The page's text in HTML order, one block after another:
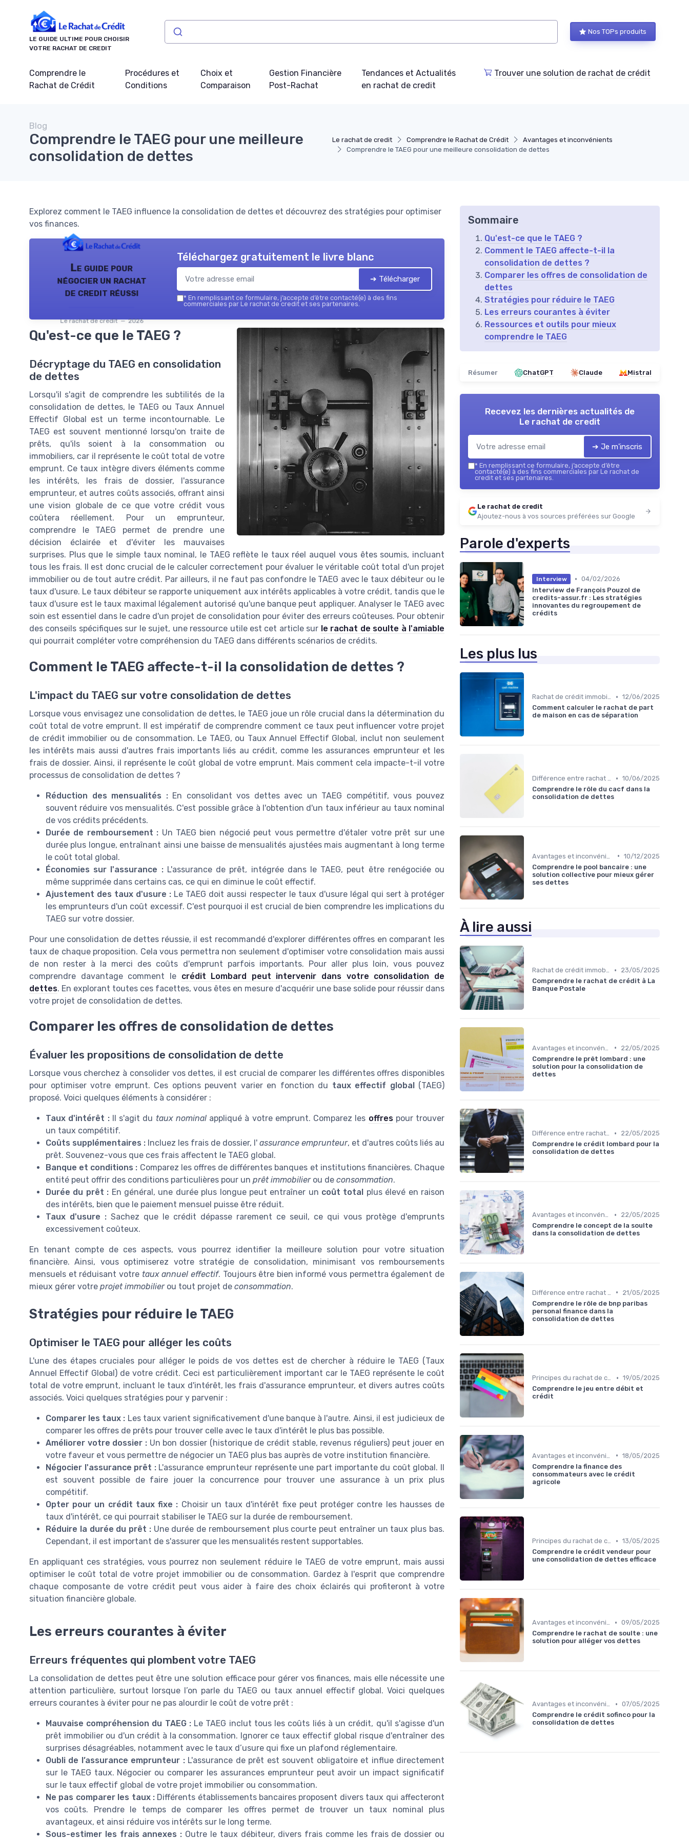
LE GUIDE ULTIME POUR CHOISIR
VOTRE RACHAT DE CREDIT
Nos TOPs produits
Comprendre le
Rachat de Crédit
Procédures et
Conditions
Choix et
Comparaison
Gestion Financière
Post-Rachat
Tendances et Actualités
en rachat de credit
Trouver une solution de rachat de crédit
Le rachat de credit Comprendre le Rachat de Crédit
Avantages et inconvénients
Comprendre le TAEG pour une meilleure consolidation de dettes
Blog
Comprendre le TAEG pour une meilleure
consolidation de dettes
Explorez comment le TAEG influence la consolidation de dettes et découvrez des stratégies pour optimiser
vos finances.
Le guide pour
négocier un rachat
de credit réussi
Le rachat de credit — 2026
Téléchargez gratuitement le livre blanc
➔ Télécharger
* En remplissant ce formulaire, j’accepte d’être contacté(e) à des fins
commerciales par Le rachat de credit et ses partenaires.
Qu'est-ce que le TAEG ?
Décryptage du TAEG en consolidation
de dettes
Lorsqu'il s'agit de comprendre les subtilités de la
consolidation de dettes, le TAEG ou Taux Annuel
Effectif Global est un terme incontournable. Le
TAEG est souvent mentionné lorsqu'on traite de
prêts, qu'ils soient à la consommation ou
immobiliers, car il représente le coût total de votre
emprunt. Ce taux intègre divers éléments comme
les intérêts, les frais de dossier, l'assurance
emprunteur, et autres coûts associés, offrant ainsi
une vision globale de ce que votre crédit vous
coûtera réellement. Pour un emprunteur,
comprendre le TAEG permet de prendre une
décision éclairée et d'éviter les mauvaises
surprises. Plus que le simple taux nominal, le TAEG reflète le taux réel auquel vous êtes soumis, incluant
tous les frais. Il est donc crucial de le calculer correctement pour évaluer le véritable coût total d'un projet
immobilier ou de tout autre crédit. Par ailleurs, il ne faut pas confondre le TAEG avec le taux débiteur ou le
taux d'usure. Le taux débiteur se rapporte uniquement aux intérêts applicables à votre crédit, tandis que le
taux d'usure est le taux maximal légalement autorisé qu'une banque peut appliquer. Analyser le TAEG avec
soin est essentiel dans le cadre d'un projet de consolidation pour éviter des erreurs coûteuses. Pour obtenir
des conseils spécifiques sur le sujet, une ressource utile est cet article sur le rachat de soulte à l'amiable
qui pourrait compléter votre compréhension du TAEG dans différents scénarios de crédits.
Comment le TAEG affecte-t-il la consolidation de dettes ?
L'impact du TAEG sur votre consolidation de dettes
Lorsque vous envisagez une consolidation de dettes, le TAEG joue un rôle crucial dans la détermination du
coût total de votre emprunt. Il est impératif de comprendre comment ce taux peut influencer votre projet
de crédit immobilier ou de consommation. Le TAEG, ou Taux Annuel Effectif Global, inclut non seulement
les intérêts mais aussi d'autres frais importants liés au crédit, comme les assurances emprunteur et les
frais de dossier. Ainsi, il représente le coût global de votre emprunt. Mais comment cela impacte-t-il votre
processus de consolidation de dettes ?
Réduction des mensualités :En consolidant vos dettes avec un TAEG compétitif, vous pouvez
souvent réduire vos mensualités. C'est possible grâce à l'obtention d'un taux inférieur au taux nominal
de vos crédits précédents.
Durée de remboursement : Un TAEG bien négocié peut vous permettre d'étaler votre prêt sur une
durée plus longue, entraînant ainsi une baisse de mensualités ajustées mais augmentant à long terme
le coût total global.
Économies sur l'assurance :L'assurance de prêt, intégrée dans le TAEG, peut être renégociée ou
même supprimée dans certains cas, ce qui en diminue le coût effectif.
Ajustement des taux d'usure : Le TAEG doit aussi respecter le taux d'usure légal qui sert à protéger
les emprunteurs d'un coût excessif. C'est pourquoi il est crucial de bien comprendre les implications du
TAEG sur votre dossier.
Pour une consolidation de dettes réussie, il est recommandé d'explorer différentes offres en comparant les
taux de chaque proposition. Cela vous permettra non seulement d'optimiser votre consolidation mais aussi
de non rester à la merci des coûts d'emprunt parfois importants. Pour aller plus loin, vous pouvez
comprendre davantage comment le crédit Lombard peut intervenir dans votre consolidation de
dettes. En explorant toutes ces facettes, vous êtes en mesure d'acquérir une base solide pour réussir dans
votre projet de consolidation de dettes.
Comparer les offres de consolidation de dettes
Évaluer les propositions de consolidation de dette
Lorsque vous cherchez à consolider vos dettes, il est crucial de comparer les différentes offres disponibles
pour optimiser votre emprunt. Ces options peuvent varier en fonction du taux effectif global(TAEG)
proposé. Voici quelques éléments à considérer :
Taux d'intérêt :Il s'agit du taux nominalappliqué à votre emprunt. Comparez les offrespour trouver
un taux compétitif.
Coûts supplémentaires : Incluez les frais de dossier, l' assurance emprunteur, et d'autres coûts liés au
prêt. Souvenez-vous que ces frais affectent le TAEG global.
Banque et conditions : Comparez les offres de différentes banques et institutions financières. Chaque
entité peut offrir des conditions particulières pour un prêt immobilierou de consommation.
Durée du prêt : En général, une durée plus longue peut entraîner un coût total plus élevé en raison
des intérêts, bien que le paiement mensuel puisse être réduit.
Taux d'usure : Sachez que le crédit dépasse rarement ce seuil, ce qui vous protège d'emprunts
excessivement coûteux.
En tenant compte de ces aspects, vous pourrez identifier la meilleure solution pour votre situation
financière. Ainsi, vous optimiserez votre stratégie de consolidation, minimisant vos remboursements
mensuels et réduisant votre taux annuel effectif. Toujours être bien informé vous permettra également de
mieux gérer votre projet immobilierou tout projet de consommation.
Stratégies pour réduire le TAEG
Optimiser le TAEG pour alléger les coûts
L'une des étapes cruciales pour alléger le poids de vos dettes est de chercher à réduire le TAEG (Taux
Annuel Effectif Global) de votre crédit. Ceci est particulièrement important car le TAEG représente le coût
total de votre emprunt, incluant le taux d'intérêt, les frais d'assurance emprunteur, et divers autres coûts
associés. Voici quelques stratégies pour y parvenir :
Comparer les taux : Les taux varient significativement d'une banque à l'autre. Ainsi, il est judicieux de
comparer les offres de prêts pour trouver celle avec le taux d'intérêt le plus bas possible.
Améliorer votre dossier : Un bon dossier (historique de crédit stable, revenus réguliers) peut jouer en
votre faveur et vous permettre de négocier un TAEG plus bas auprès de votre institution financière.
Négocier l'assurance prêt :L'assurance emprunteur représente une part importante du coût global. Il
est souvent possible de faire jouer la concurrence pour trouver une assurance à un prix plus
compétitif.
Opter pour un crédit taux fixe : Choisir un taux d'intérêt fixe peut protéger contre les hausses de
taux d'intérêt, ce qui pourrait stabiliser le TAEG sur la durée de remboursement.
Réduire la durée du prêt :Une durée de remboursement plus courte peut entraîner un taux plus bas.
Cependant, il est important de s'assurer que les mensualités restent supportables.
En appliquant ces stratégies, vous pourrez non seulement réduire le TAEG de votre emprunt, mais aussi
optimiser le coût total de votre projet immobilier ou de consommation. Gardez à l'esprit que comprendre
chaque composante de votre crédit peut vous aider à faire des choix éclairés qui profiteront à votre
situation financière globale.
Les erreurs courantes à éviter
Erreurs fréquentes qui plombent votre TAEG
La consolidation de dettes peut être une solution efficace pour gérer vos finances, mais elle nécessite une
attention particulière, surtout lorsque l’on parle du TAEG ou taux annuel effectif global. Voici quelques
erreurs courantes à éviter pour ne pas alourdir le coût de votre prêt :
Mauvaise compréhension du TAEG :Le TAEG inclut tous les coûts liés à un crédit, qu'il s'agisse d'un
prêt immobilier ou d'un crédit à la consommation. Ignorer ce taux effectif global risque d'entraîner des
surprises désagréables, notamment avec le taux d’usure qui fixe un plafond réglementaire.
Oubli de l’assurance emprunteur :L'assurance de prêt est souvent obligatoire et influe directement
sur le TAEG taux. Négocier ou comparer les assurances emprunteur peut avoir un impact significatif
sur le taux effectif global de votre projet immobilier ou consommation.
Ne pas comparer les taux :Différents établissements bancaires proposent divers taux qui affecteront
vos coûts. Prendre le temps de comparer les offres permet de trouver un taux nominal plus
avantageux, et ainsi réduire vos intérêts sur le long terme.
Sous-estimer les frais annexes : Outre le taux débiteur, divers frais comme les frais de dossier ou
Sommaire
Qu'est-ce que le TAEG ?
Comment le TAEG affecte-t-il la
consolidation de dettes ?
Comparer les offres de consolidation de
dettes
Stratégies pour réduire le TAEG
Les erreurs courantes à éviter
Ressources et outils pour mieux
comprendre le TAEG
Résumer ChatGPT Claude Mistral
Recevez les dernières actualités de
Le rachat de credit
➔ Je m'inscris
* En remplissant ce formulaire, j’accepte d’être
contacté(e) à des fins commerciales par Le rachat de
credit et ses partenaires.
Le rachat de credit
Ajoutez-nous à vos sources préférées sur Google
Parole d'experts
Interview • 04/02/2026
Interview de François Pouzol de
credits-assur.fr : Les stratégies
innovantes du regroupement de
crédits
Les plus lus
Rachat de crédit immobilier • 12/06/2025
Comment calculer le rachat de part
de maison en cas de séparation
Différence entre rachat et renégociation • 10/06/2025
Comprendre le rôle du cacf dans la
consolidation de dettes
• 10/12/2025
Comprendre le pool bancaire : une
solution collective pour mieux gérer
ses dettes
À lire aussi
Rachat de crédit immobilier •
23/05/2025
Comprendre le rachat de crédit à La
Banque Postale
•
22/05/2025
Comprendre le prêt lombard : une
solution pour la consolidation de
dettes
Différence entre rachat et renégociation •
22/05/2025
Comprendre le crédit lombard pour la
consolidation de dettes
Avantages et inconvénients •
22/05/2025
Comprendre le concept de la soulte
dans la consolidation de dettes
•
21/05/2025
Comprendre le rôle de bnp paribas
personal finance dans la
consolidation de dettes
Principes du rachat de crédit • 19/05/2025
Comprendre le jeu entre débit et
crédit
• 18/05/2025
Comprendre la finance des
consommateurs avec le crédit
agricole
Principes du rachat de crédit • 13/05/2025
Comprendre le crédit vendeur pour
une consolidation de dettes efficace
Avantages et inconvénients • 09/05/2025
Comprendre le rachat de soulte : une
solution pour alléger vos dettes
Avantages et inconvénients • 07/05/2025
Comprendre le crédit sofinco pour la
consolidation de dettes